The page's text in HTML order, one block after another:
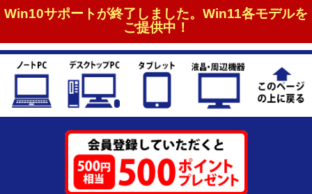
Win10サポートが終了しました。Win11各モデルを
ご提供中！